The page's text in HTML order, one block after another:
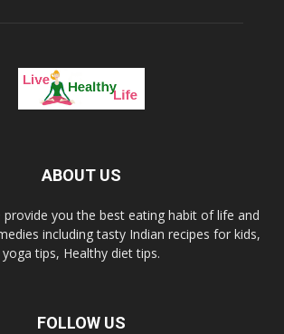
ABOUT US
provide you the best eating habit of life and
including tasty Indian recipes for kids,
yoga tips, Healthy diet tips.
FOLLOW US